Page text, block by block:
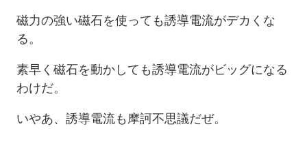
磁力の強い磁石を使っても誘導電流がデカくな
る。
素早く磁石を動かしても誘導電流がビッグになる
わけだ。
いやあ、誘導電流も摩訶不思議だぜ。